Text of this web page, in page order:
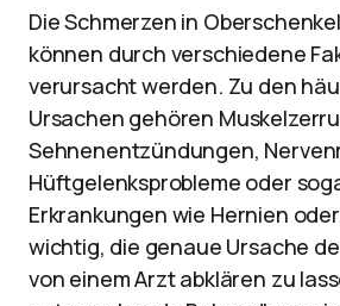
Die Schmerzen in
können durch verschiedene
verursacht werden. Zu den
Ursachen gehören
Sehnenentzündungen,
Hüftgelenksprobleme oder
Erkrankungen wie Hernien
wichtig, die genaue Ursache
von einem Arzt abklären zu